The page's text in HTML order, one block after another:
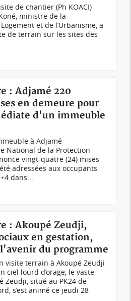
de chantier (Ph KOACI)
ministre de la
et de l’Urbanisme, a
de terrain sur les sites des
: Adjamé 220
en demeure pour
d'un immeuble
à Adjamé
National de la Protection
vingt-quatre (24) mises
adressées aux occupants
dans...
: Akoupé Zeudji,
en gestation,
du programme
visite terrain à Akoupé Zeudji
ciel lourd d’orage, le vaste
Zeudji, situé au PK24 de
s’est animé ce jeudi 28